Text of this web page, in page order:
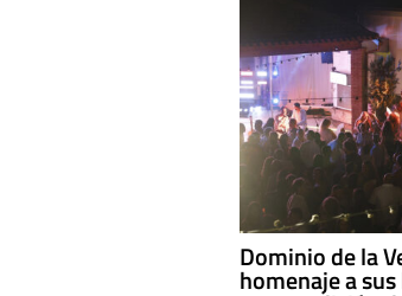
Dominio de la
homenaje a